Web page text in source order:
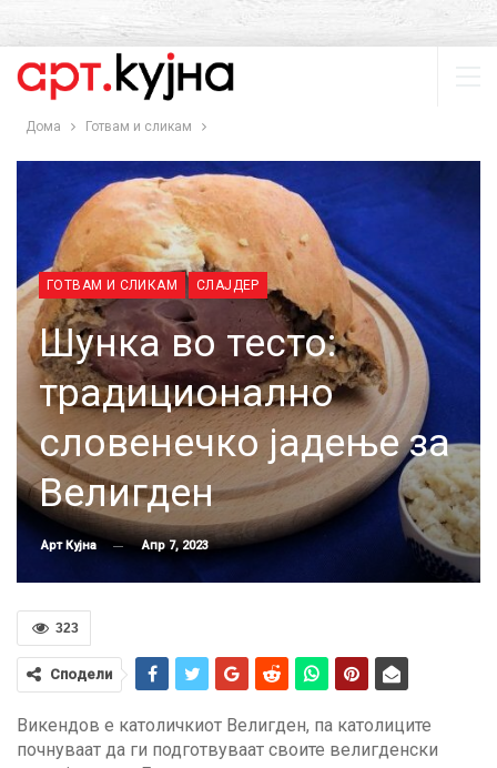
Дома Готвам и сликам
ГОТВАМ И СЛИКАМ СЛАЈДЕР
Шунка во тесто:
традиционално
словенечко јадење за
Велигден
Арт Кујна Апр 7, 2023
323
Сподели
Викендов е католичкиот Велигден, па католиците
почнуваат да ги подготвуваат своите велигденски